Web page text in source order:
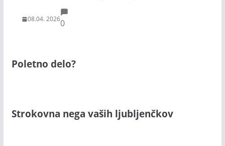
08.04. 20260
Poletno delo?
Strokovna nega vaših ljubljenčkov